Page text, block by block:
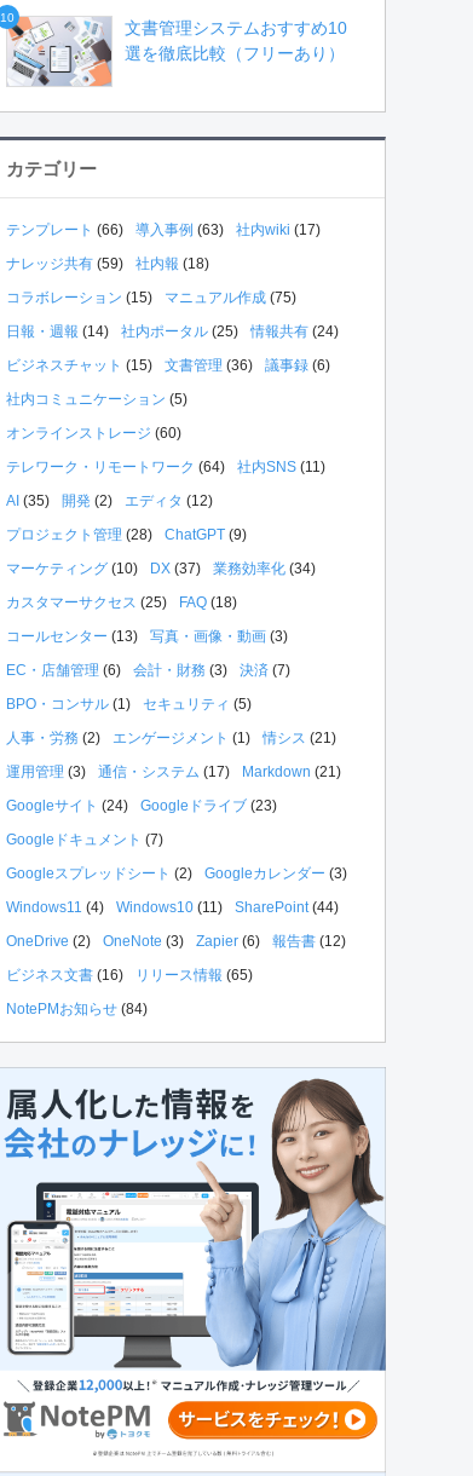
10
文書管理システムおすすめ10
選を徹底比較（フリーあり）
カテゴリー
テンプレート (66) 導入事例 (63) 社内wiki (17)
ナレッジ共有 (59) 社内報 (18)
コラボレーション (15) マニュアル作成 (75)
日報・週報 (14) 社内ポータル (25) 情報共有 (24)
ビジネスチャット (15) 文書管理 (36) 議事録 (6)
社内コミュニケーション (5)
オンラインストレージ (60)
テレワーク・リモートワーク (64) 社内SNS (11)
AI (35) 開発 (2) エディタ (12)
プロジェクト管理 (28) ChatGPT (9)
マーケティング (10) DX (37) 業務効率化 (34)
カスタマーサクセス (25) FAQ (18)
コールセンター (13) 写真・画像・動画 (3)
EC・店舗管理 (6) 会計・財務 (3) 決済 (7)
BPO・コンサル (1) セキュリティ (5)
人事・労務 (2) エンゲージメント (1) 情シス (21)
運用管理 (3) 通信・システム (17) Markdown (21)
Googleサイト (24) Googleドライブ (23)
Googleドキュメント (7)
Googleスプレッドシート (2) Googleカレンダー (3)
Windows11 (4) Windows10 (11) SharePoint(44)
OneDrive (2) OneNote (3) Zapier (6) 報告書 (12)
ビジネス文書 (16) リリース情報 (65)
NotePMお知らせ (84)